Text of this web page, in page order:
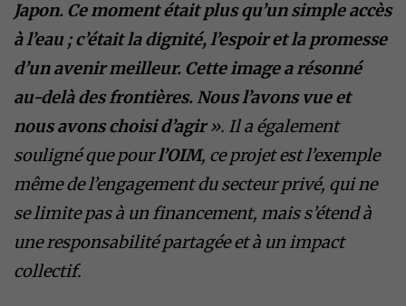
Japon. Ce moment était plus qu’un simple accès
à l’eau ; c’était la dignité, l’espoir et la promesse
d’un avenir meilleur. Cette image a résonné
au-delà des frontières. Nous l’avons vue et
nous avons choisi d’agir». Il a également
souligné que pourl’OIM, ce projet est l’exemple
même de l’engagement du secteur privé, qui ne
se limite pas à un financement, mais s’étend à
une responsabilité partagée et à un impact
collectif.